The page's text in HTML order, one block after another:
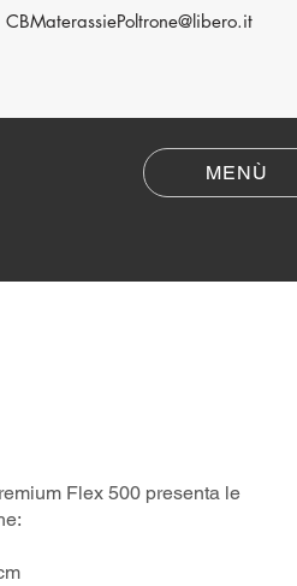
CBMaterassiePoltrone@libero.it
MENÙ
Flex 500 presenta le